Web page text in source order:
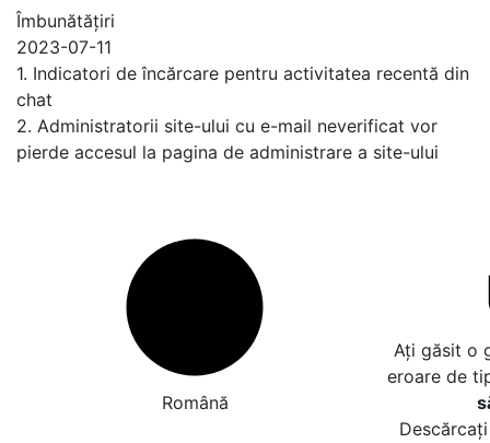
Îmbunătățiri
2023-07-11
1. Indicatori de încărcare pentru activitatea recentă din
chat
2. Administratorii site-ului cu e-mail neverificat vor
pierde accesul la pagina de administrare a site-ului
Română
Ați găsit o
eroare de